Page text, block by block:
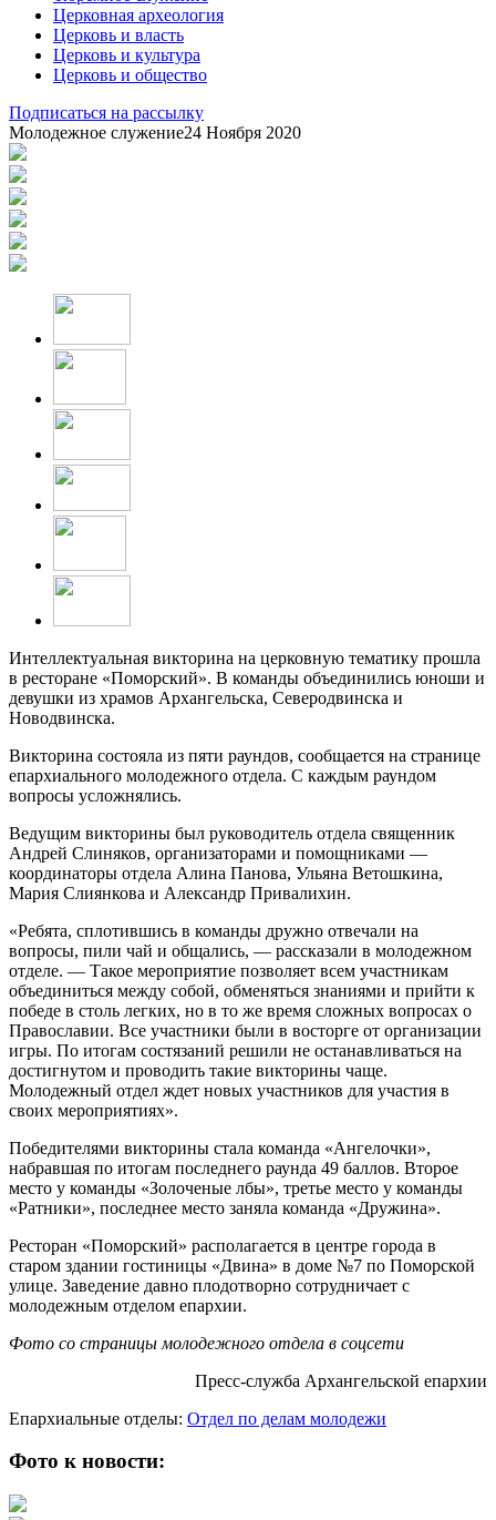
Церковная археология
Церковь и власть
Церковь и культура
Церковь и общество
Подписаться на рассылку
Молодежное служение24 Ноября 2020
Интеллектуальная викторина на церковную тематику прошла
в ресторане «Поморский». В команды объединились юноши и
девушки из храмов Архангельска, Северодвинска и
Новодвинска.
Викторина состояла из пяти раундов, сообщается на странице
епархиального молодежного отдела. С каждым раундом
вопросы усложнялись.
Ведущим викторины был руководитель отдела священник
Андрей Слиняков, организаторами и помощниками —
координаторы отдела Алина Панова, Ульяна Ветошкина,
Мария Слиянкова и Александр Привалихин.
«Ребята, сплотившись в команды дружно отвечали на
вопросы, пили чай и общались, — рассказали в молодежном
отделе. — Такое мероприятие позволяет всем участникам
объединиться между собой, обменяться знаниями и прийти к
победе в столь легких, но в то же время сложных вопросах о
Православии. Все участники были в восторге от организации
игры. По итогам состязаний решили не останавливаться на
достигнутом и проводить такие викторины чаще.
Молодежный отдел ждет новых участников для участия в
своих мероприятиях».
Победителями викторины стала команда «Ангелочки»,
набравшая по итогам последнего раунда 49 баллов. Второе
место у команды «Золоченые лбы», третье место у команды
«Ратники», последнее место заняла команда «Дружина».
Ресторан «Поморский» располагается в центре города в
старом здании гостиницы «Двина» в доме №7 по Поморской
улице. Заведение давно плодотворно сотрудничает с
молодежным отделом епархии.
Фото со страницы молодежного отдела в соцсети
Пресс-служба Архангельской епархии
Епархиальные отделы: Отдел по делам молодежи
Фото к новости: